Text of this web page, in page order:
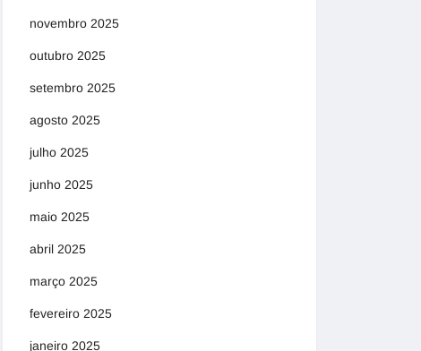
novembro 2025
outubro 2025
setembro 2025
agosto 2025
julho 2025
junho 2025
maio 2025
abril 2025
março 2025
fevereiro 2025
janeiro 2025